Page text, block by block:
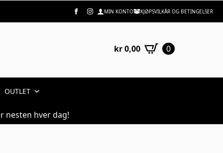
MIN KONTO KJØPSVILKÅR OG BETINGELSER
kr0,00 0
OUTLET
nesten hver dag!